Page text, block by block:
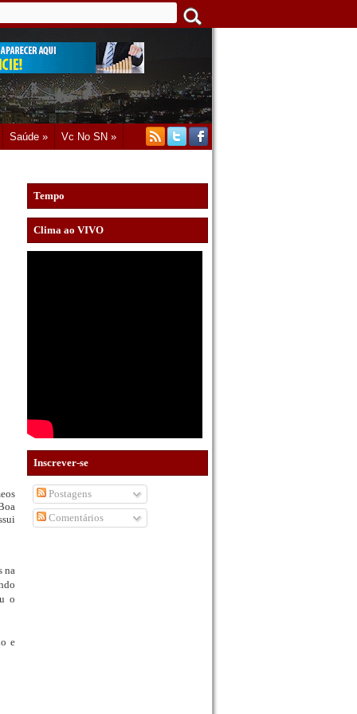
Saúde » Vc No SN »
na
o
e
Tempo
Clima ao VIVO
Inscrever-se
Postagens
Comentários